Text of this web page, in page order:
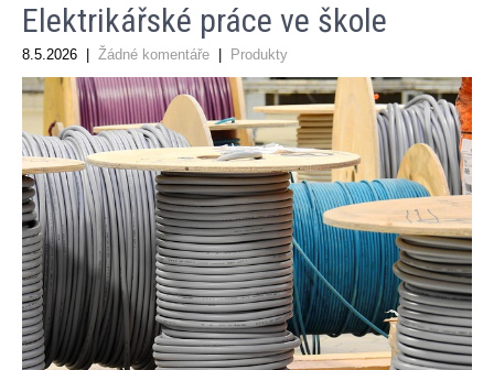
Elektrikářské práce ve škole
8.5.2026 Žádné komentáře Produkty